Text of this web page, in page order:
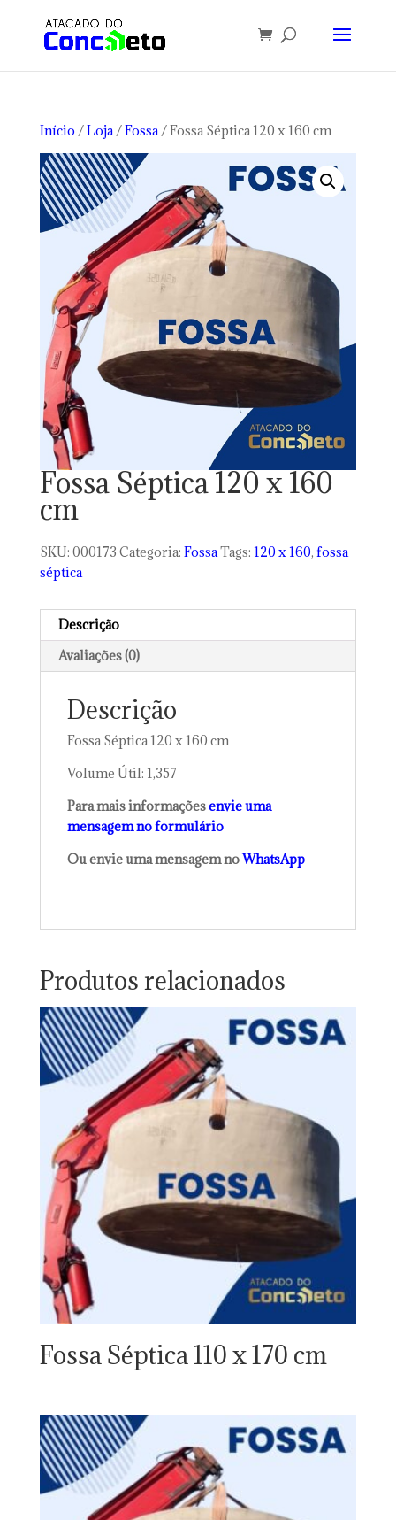
Início /Loja/Fossa/ Fossa Séptica 120 x 160 cm
Fossa Séptica 120 x 160
cm
SKU: 000173 Categoria: FossaTags: 120 x 160, fossa
séptica
Descrição
Avaliações (0)
Descrição
Fossa Séptica 120 x 160 cm
Volume Útil: 1,357
Para mais informaçõesenvie uma
mensagem no formulário
Ou envie uma mensagem noWhatsApp
Produtos relacionados
Fossa Séptica 110 x 170 cm